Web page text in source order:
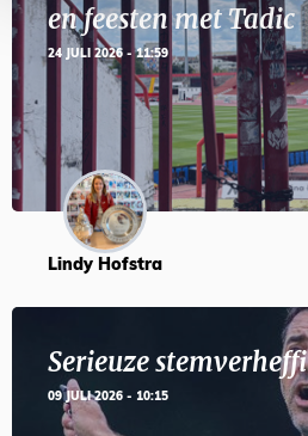
en feesten met Tadic
24 JULI 2026 - 11:59
Lindy Hofstra
Serieuze
09 JULI 2026 - 10:15